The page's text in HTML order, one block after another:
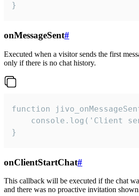
}
onMessageSent#
Executed when a visitor sends the first
only if there is no chat history.
function
console.log('Client
}
onClientStartChat#
This callback will be executed if the chat
and there was no proactive invitation